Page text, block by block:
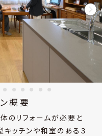
概要
のリフォームが必要と
ッチンや和室のある３
● ● ● ● ● ●